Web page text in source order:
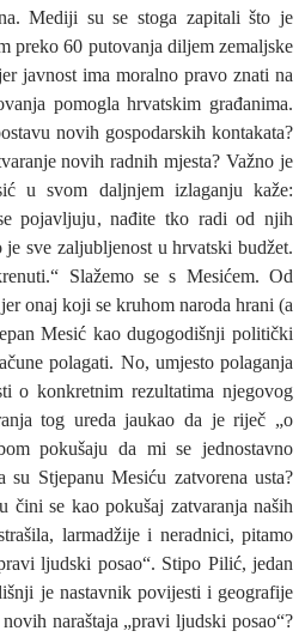
Mediji su se stoga zapitali što je
preko 60 putovanja diljem zemaljske
javnost ima moralno pravo znati na
pomogla hrvatskim građanima.
novih gospodarskih kontakata?
novih radnih mjesta? Važno je
u svom daljnjem izlaganju kaže:
pojavljuju, nađite tko radi od njih
sve zaljubljenost u hrvatski budžet.
Slažemo se s Mesićem. Od
onaj koji se kruhom naroda hrani (a
Mesić kao dugogodišnji politički
polagati. No, umjesto polaganja
o konkretnim rezultatima njegovog
tog ureda jaukao da je riječ „o
pokušaju da mi se jednostavno
Stjepanu Mesiću zatvorena usta?
čini se kao pokušaj zatvaranja naših
larmadžije i neradnici, pitamo
ljudski posao“. Stipo Pilić, jedan
je nastavnik povijesti i geografije
naraštaja „pravi ljudski posao“?